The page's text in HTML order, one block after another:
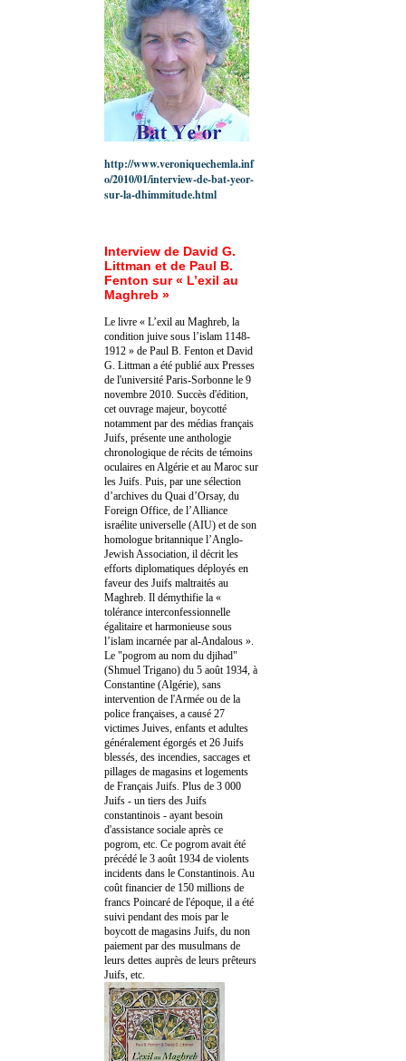
http://www.veroniquechemla.inf
o/2010/01/interview-de-bat-yeor-
sur-la-dhimmitude.html
Interview de David G.
Littman et de Paul B.
Fenton sur « L’exil au
Maghreb »
Le livre « L’exil au Maghreb, la
condition juive sous l’islam 1148-
1912 » de Paul B. Fenton et David
G. Littman a été publié aux Presses
de l'université Paris-Sorbonne le 9
novembre 2010. Succès d'édition,
cet ouvrage majeur, boycotté
notamment par des médias français
Juifs, présente une anthologie
chronologique de récits de témoins
oculaires en Algérie et au Maroc sur
les Juifs. Puis, par une sélection
d’archives du Quai d’Orsay, du
Foreign Office, de l’Alliance
israélite universelle (AIU) et de son
homologue britannique l’Anglo-
Jewish Association, il décrit les
efforts diplomatiques déployés en
faveur des Juifs maltraités au
Maghreb. Il démythifie la «
tolérance interconfessionnelle
égalitaire et harmonieuse sous
l’islam incarnée par al-Andalous ».
Le "pogrom au nom du djihad"
(Shmuel Trigano) du 5 août 1934, à
Constantine (Algérie), sans
intervention de l'Armée ou de la
police françaises, a causé 27
victimes Juives, enfants et adultes
généralement égorgés et 26 Juifs
blessés, des incendies, saccages et
pillages de magasins et logements
de Français Juifs. Plus de 3 000
Juifs - un tiers des Juifs
constantinois - ayant besoin
d'assistance sociale après ce
pogrom, etc. Ce pogrom avait été
précédé le 3 août 1934 de violents
incidents dans le Constantinois. Au
coût financier de 150 millions de
francs Poincaré de l'époque, il a été
suivi pendant des mois par le
boycott de magasins Juifs, du non
paiement par des musulmans de
leurs dettes auprès de leurs prêteurs
Juifs, etc.